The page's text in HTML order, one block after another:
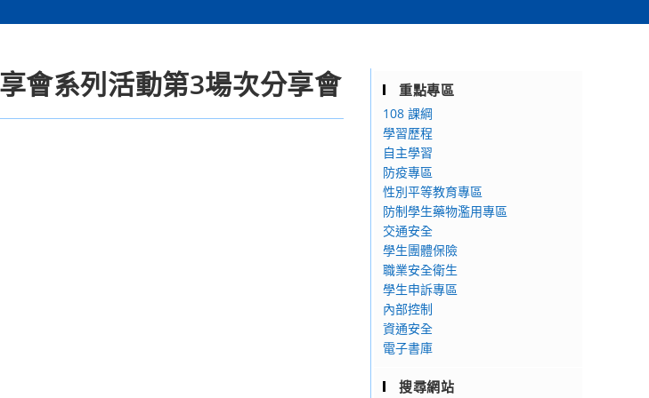
會系列活動第3場次分享會 重點專區
108 課綱
學習歷程
自主學習
防疫專區
性別平等教育專區
防制學生藥物濫用專區
交通安全
學生團體保險
職業安全衛生
學生申訴專區
內部控制
資通安全
電子書庫
搜尋網站